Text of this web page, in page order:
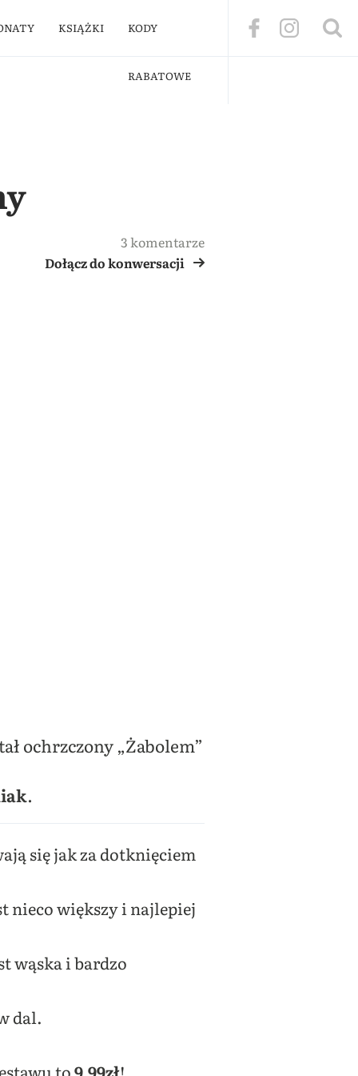
KSIĄŻKI KODY
RABATOWE
3 komentarze
Dołącz do konwersacji
ochrzczony „Żabolem”
.
się jak za dotknięciem
nieco większy i najlepiej
wąska i bardzo
dal.
to9,99zł!